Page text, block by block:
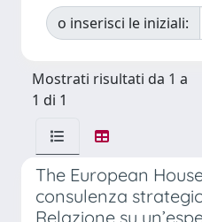
o inserisci le iniziali:
Mostrati risultati da 1 a
1 di 1
The European
consulenza
Relazione su